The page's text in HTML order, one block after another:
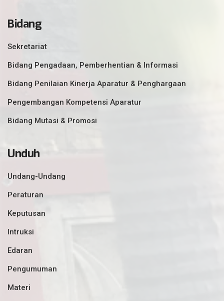
Bidang
Sekretariat
Bidang Pengadaan, Pemberhentian & Informasi
Bidang Penilaian Kinerja Aparatur & Penghargaan
Pengembangan Kompetensi Aparatur
Bidang Mutasi & Promosi
Unduh
Undang-Undang
Peraturan
Keputusan
Intruksi
Edaran
Pengumuman
Materi